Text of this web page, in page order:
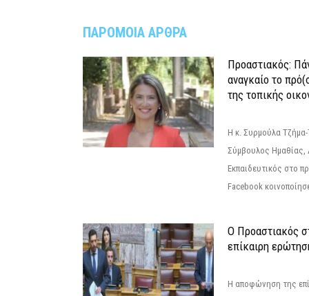
ΠΑΡΟΜΟΙΑ ΑΡΘΡΑ
Προαστιακός:
αναγκαίο το
της τοπικής
Η κ. Συρμούλα
Σύμβουλος Ημαθίας,
Εκπαιδευτικός στο
Facebook
Ο Προαστιακός
επίκαιρη
Η αποφώνηση της